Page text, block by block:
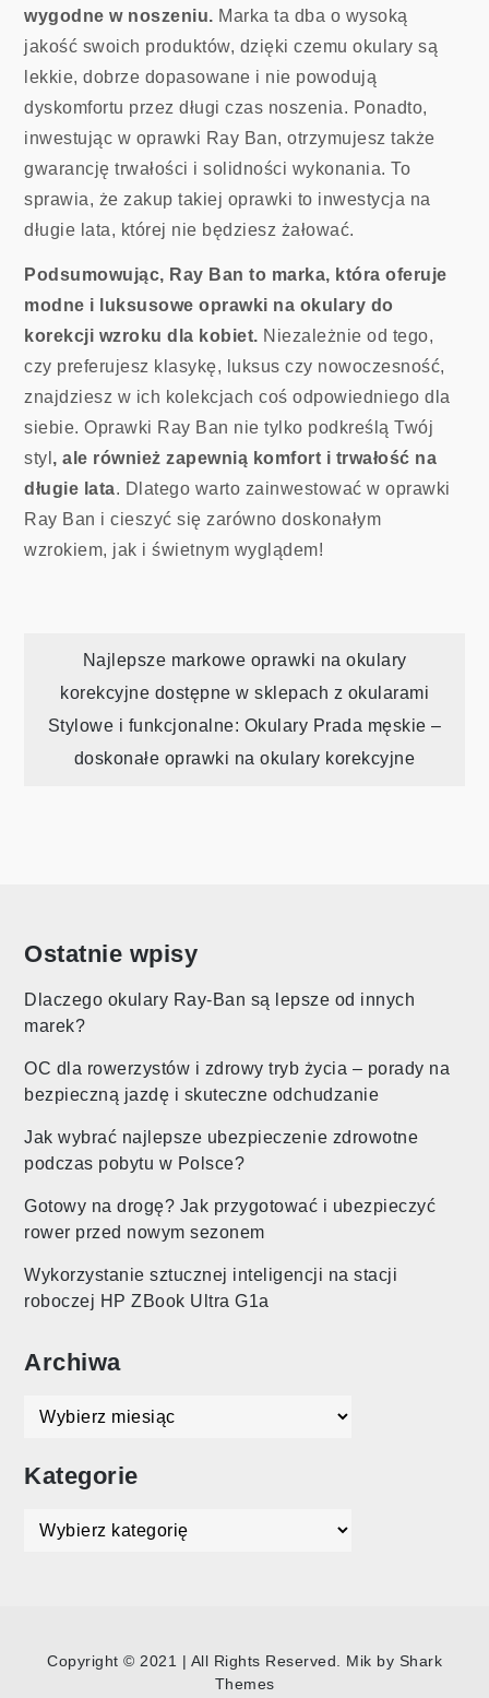
wygodne w noszeniu. Marka ta dba o wysoką
jakość swoich produktów, dzięki czemu okulary są
lekkie, dobrze dopasowane i nie powodują
dyskomfortu przez długi czas noszenia. Ponadto,
inwestując w oprawki Ray Ban, otrzymujesz także
gwarancję trwałości i solidności wykonania. To
sprawia, że zakup takiej oprawki to inwestycja na
długie lata, której nie będziesz żałować.
Podsumowując, Ray Ban to marka, która oferuje
modne i luksusowe oprawki na okulary do
korekcji wzroku dla kobiet. Niezależnie od tego,
czy preferujesz klasykę, luksus czy nowoczesność,
znajdziesz w ich kolekcjach coś odpowiedniego dla
siebie. Oprawki Ray Ban nie tylko podkreślą Twój
styl , ale również zapewnią komfort i trwałość na
długie lata. Dlatego warto zainwestować w oprawki
Ray Ban i cieszyć się zarówno doskonałym
wzrokiem, jak i świetnym wyglądem!
Nawigacja
wpisu
Najlepsze markowe oprawki na okulary
korekcyjne dostępne w sklepach z okularami
Stylowe i funkcjonalne: Okulary Prada męskie –
doskonałe oprawki na okulary korekcyjne
Ostatnie wpisy
Dlaczego okulary Ray-Ban są lepsze od innych
marek?
OC dla rowerzystów i zdrowy tryb życia – porady na
bezpieczną jazdę i skuteczne odchudzanie
Jak wybrać najlepsze ubezpieczenie zdrowotne
podczas pobytu w Polsce?
Gotowy na drogę? Jak przygotować i ubezpieczyć
rower przed nowym sezonem
Wykorzystanie sztucznej inteligencji na stacji
roboczej HP ZBook Ultra G1a
Archiwa
Archiwa
Kategorie
Kategorie
Copyright © 2021 | All Rights Reserved. Mik by Shark
Themes